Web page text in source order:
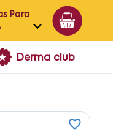
Para
Derma club